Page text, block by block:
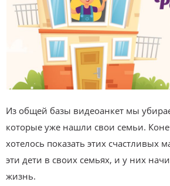
Из общей базы видеоанкет мы
которые уже нашли свои семьи.
хотелось показать этих счастливых
эти дети в своих семьях, и у них
жизнь.